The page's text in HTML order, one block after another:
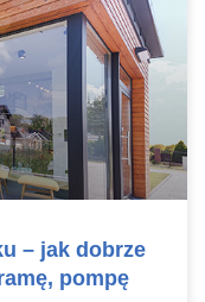
– jak dobrze
pompę